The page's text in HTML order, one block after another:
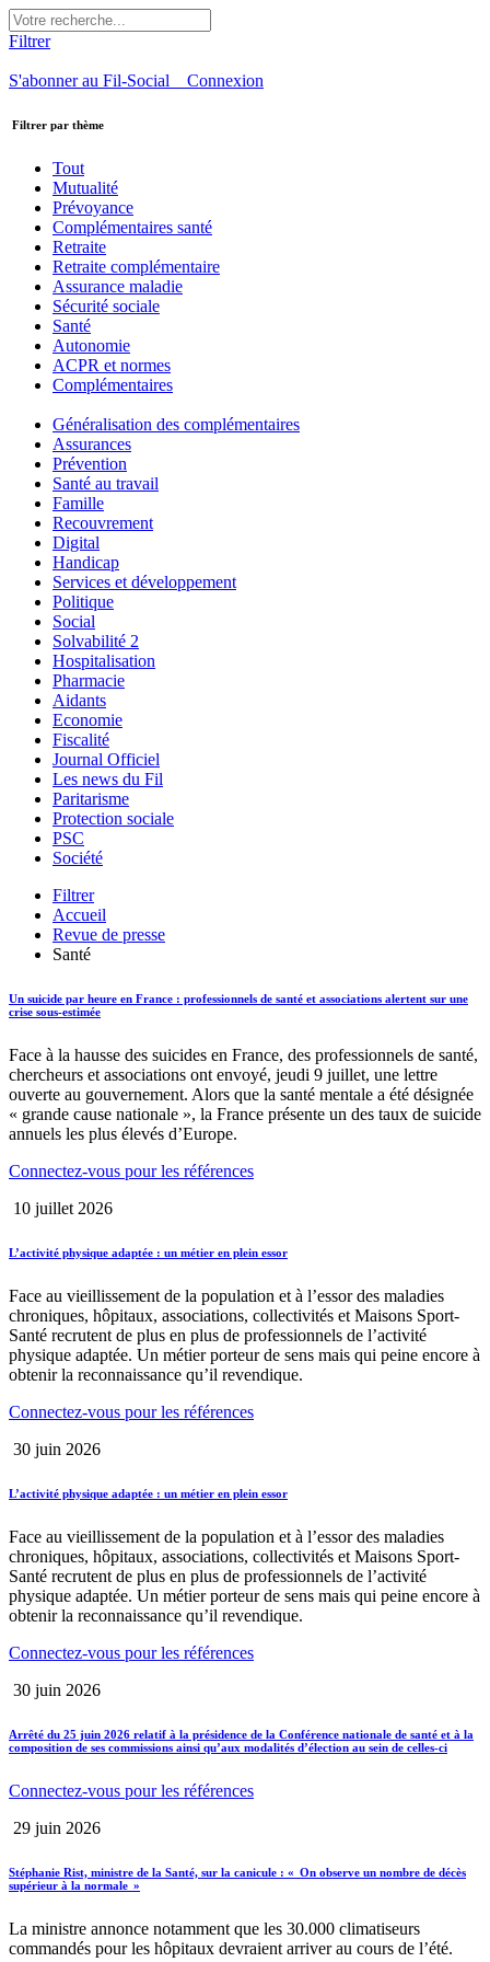
Filtrer
S'abonner au Fil-Social Connexion
Filtrer par thème
Tout
Mutualité
Prévoyance
Complémentaires santé
Retraite
Retraite complémentaire
Assurance maladie
Sécurité sociale
Santé
Autonomie
ACPR et normes
Complémentaires
Généralisation des complémentaires
Assurances
Prévention
Santé au travail
Famille
Recouvrement
Digital
Handicap
Services et développement
Politique
Social
Solvabilité 2
Hospitalisation
Pharmacie
Aidants
Economie
Fiscalité
Journal Officiel
Les news du Fil
Paritarisme
Protection sociale
PSC
Société
Filtrer
Accueil
Revue de presse
Santé
Un suicide par heure en France : professionnels de santé et associations alertent sur une
crise sous-estimée
Face à la hausse des suicides en France, des professionnels de santé,
chercheurs et associations ont envoyé, jeudi 9 juillet, une lettre
ouverte au gouvernement. Alors que la santé mentale a été désignée
« grande cause nationale », la France présente un des taux de suicide
annuels les plus élevés d’Europe.
Connectez-vous pour les références
10 juillet 2026
L’activité physique adaptée : un métier en plein essor
Face au vieillissement de la population et à l’essor des maladies
chroniques, hôpitaux, associations, collectivités et Maisons Sport-
Santé recrutent de plus en plus de professionnels de l’activité
physique adaptée. Un métier porteur de sens mais qui peine encore à
obtenir la reconnaissance qu’il revendique.
Connectez-vous pour les références
30 juin 2026
L’activité physique adaptée : un métier en plein essor
Face au vieillissement de la population et à l’essor des maladies
chroniques, hôpitaux, associations, collectivités et Maisons Sport-
Santé recrutent de plus en plus de professionnels de l’activité
physique adaptée. Un métier porteur de sens mais qui peine encore à
obtenir la reconnaissance qu’il revendique.
Connectez-vous pour les références
30 juin 2026
Arrêté du 25 juin 2026 relatif à la présidence de la Conférence nationale de santé et à la
composition de ses commissions ainsi qu’aux modalités d’élection au sein de celles-ci
Connectez-vous pour les références
29 juin 2026
Stéphanie Rist, ministre de la Santé, sur la canicule : « On observe un nombre de décès
supérieur à la normale »
La ministre annonce notamment que les 30.000 climatiseurs
commandés pour les hôpitaux devraient arriver au cours de l’été.